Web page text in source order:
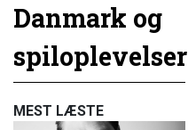
Danmark og
spiloplevelser
MEST LÆSTE